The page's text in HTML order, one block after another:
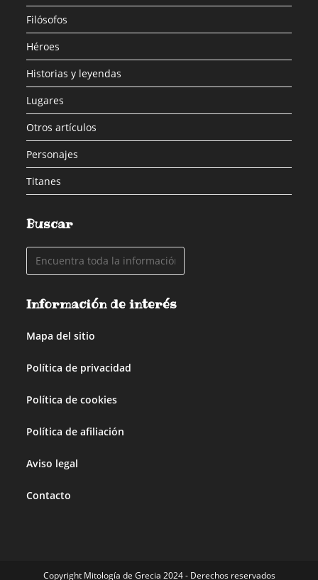
Filósofos
Héroes
Historias y leyendas
Lugares
Otros artículos
Personajes
Titanes
Buscar
Información de interés
Mapa del sitio
Política de privacidad
Política de cookies
Política de afiliación
Aviso legal
Contacto
Copyright Mitología de Grecia 2024 - Derechos reservados